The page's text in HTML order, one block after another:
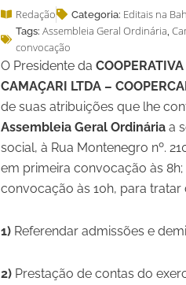
Redação Categoria: Editais na
Tags: Assembleia Geral Ordinária
convocação
O Presidente da
CAMAÇARI LTDA –
de suas atribuições que lhe
Assembleia Geral Ordinária a
social, à Rua Montenegro nº.
em primeira convocação às
convocação às 10h, para
1) Referendar admissões e
2) Prestação de contas do